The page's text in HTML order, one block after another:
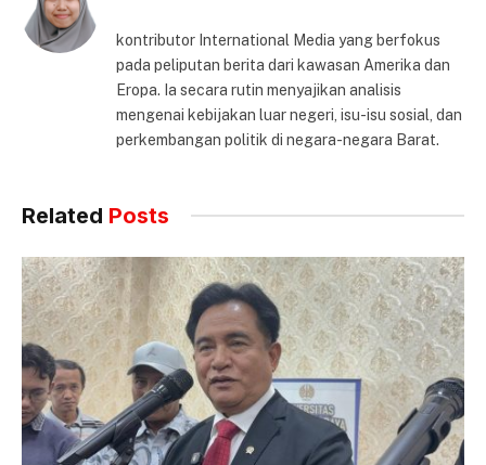
kontributor International Media yang berfokus
pada peliputan berita dari kawasan Amerika dan
Eropa. Ia secara rutin menyajikan analisis
mengenai kebijakan luar negeri, isu-isu sosial, dan
perkembangan politik di negara-negara Barat.
Related Posts